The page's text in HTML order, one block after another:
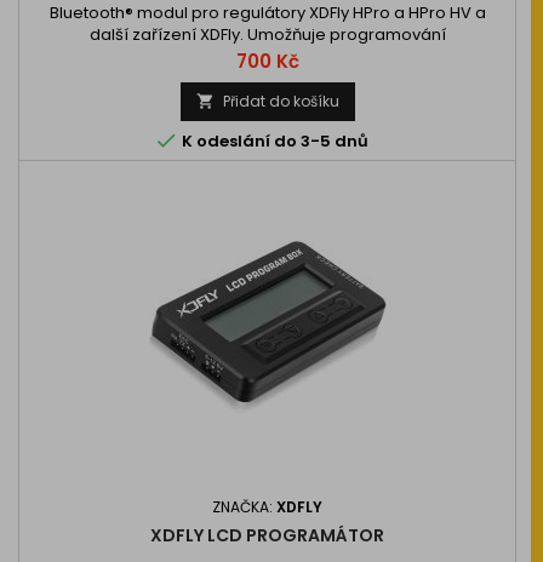
Bluetooth® modul pro regulátory XDFly HPro a HPro HV a
další zařízení XDFly. Umožňuje programování
kompatibilních regulátorů, sledování jejich provozních dat v
reálném čase a aktualizaci firmwaru v…
Cena
700 Kč
 Přidat do košíku
 K odeslání do 3-5 dnů
ZNAČKA: XDFLY
XDFLY LCD PROGRAMÁTOR